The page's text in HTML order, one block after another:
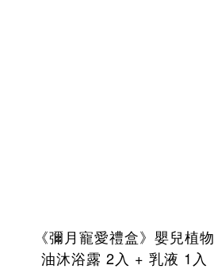
《彌月寵愛禮盒》嬰兒植物
油沐浴露 2入 + 乳液 1入